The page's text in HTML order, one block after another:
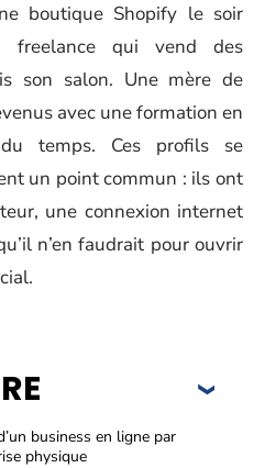
boutique Shopify le soir
freelance qui vend des
son salon. Une mère de
avec une formation en
temps. Ces profils se
un point commun : ils ont
une connexion internet
n’en faudrait pour ouvrir
business en ligne par
physique